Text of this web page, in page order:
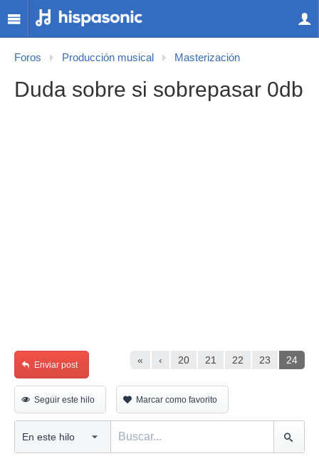
Foros Producción musical Masterización
Duda sobre si sobrepasar 0db
« ‹ 20 21 22 23 24
Enviar post
Seguir este hilo Marcar como favorito